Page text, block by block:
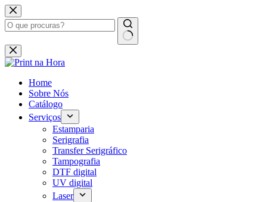
Home
Sobre Nós
Catálogo
Serviços
Estamparia
Serigrafia
Transfer Serigráfico
Tampografia
DTF digital
UV digital
Laser